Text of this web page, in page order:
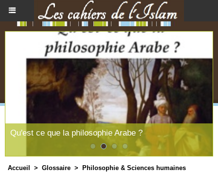
Qu'est ce que la philosophie Arabe ?
Accueil > Glossaire > Philosophie & Sciences humaines